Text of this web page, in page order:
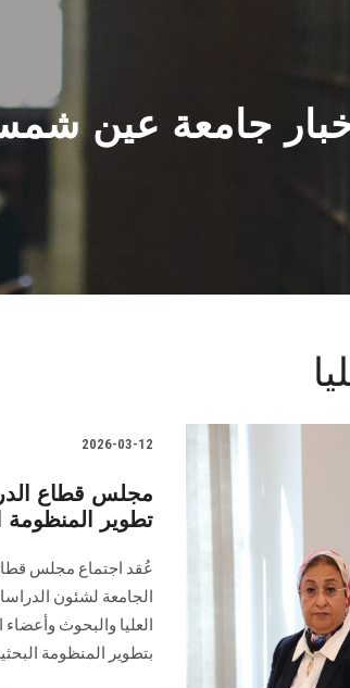
جامعة عين
2026-03-12
مجلس قطاع
تطوير المنظومة
عُقد اجتماع مجلس
الجامعة لشئون
العليا والبحوث
بتطوير المنظومة